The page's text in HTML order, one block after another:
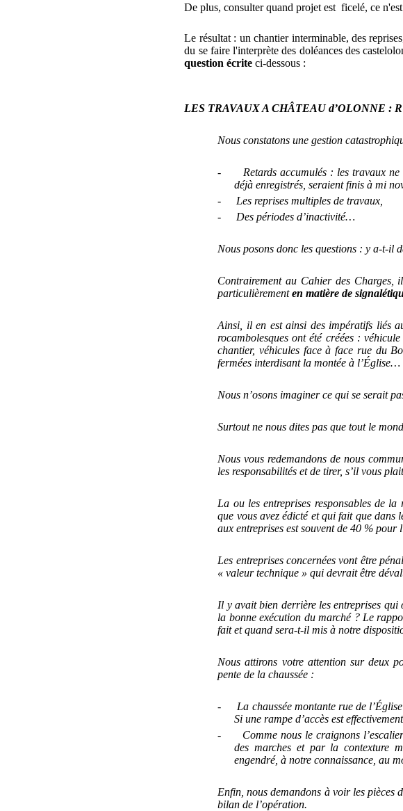
De plus, consulter quand projet est ficelé, ce
Le résultat : un chantier interminable, des
du se faire l'interprète des doléances des
question écrite ci-dessous :
LES TRAVAUX A CHÂTEAU d’OLONNE :
Nous constatons une gestion
-
Retards accumulés : les travaux
déjà enregistrés, seraient finis à mi
-
Les reprises multiples de travaux,
-
Des périodes d’inactivité…
Nous posons donc les questions : y a-t-il
Contrairement au Cahier des Charges,
particulièrementen matière de
Ainsi, il en est ainsi des impératifs liés
rocambolesques ont été créées :
chantier, véhicules face à face rue du
fermées interdisant la montée à l’Église…
Nous n’osons imaginer ce qui se serait
Surtout ne nous dites pas que tout le
Nous vous redemandons de nous
les responsabilités et de tirer, s’il vous
La ou les entreprises responsables de
que vous avez édicté et qui fait que dans
aux entreprises est souvent de 40 %
Les entreprises concernées vont être
« valeur technique » qui devrait être
Il y avait bien derrière les entreprises
la bonne exécution du marché ? Le
fait et quand sera-t-il mis à notre
Nous attirons votre attention sur deux
pente de la chaussée :
-
La chaussée montante rue de
Si une rampe d’accès est
-
Comme nous le craignons
des marches et par la contexture
engendré, à notre connaissance, au
Enfin, nous demandons à voir les pièces
bilan de l’opération.